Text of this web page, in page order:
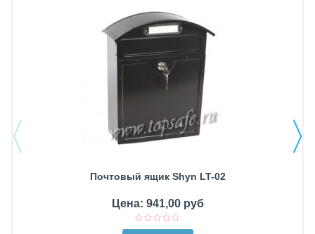
Почтовый ящик Shyn LT-02
Цена: 941,00 руб